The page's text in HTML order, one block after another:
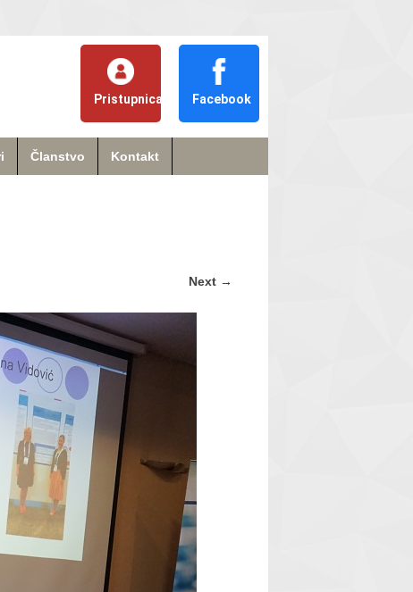
Pristupnica Facebook
Članstvo Kontakt
Next →